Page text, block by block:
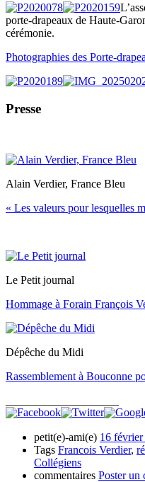
porte-drapeaux de Haute-
cérémonie.
Photographies des Porte-
Presse
Alain Verdier, France Bleu
« Les valeurs pour lesquelles
Le Petit journal
Hommage à Forain François
Dépêche du Midi
Rassemblement à Bouconne
petit(e)-ami(e) 16
Tags Francois Verdier,
Collégiens
commentaires Poster un